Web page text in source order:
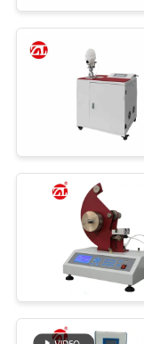
구
하
VR
이
환경
포장